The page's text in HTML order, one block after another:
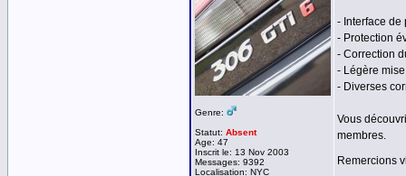
Genre:
Statut: Absent
Age: 47
Inscrit le: 13 Nov 2003
Messages: 9392
Localisation: NYC
- Interface de
- Protection
- Correction
- Légère
- Diverses
Vous
membres.
Remercions